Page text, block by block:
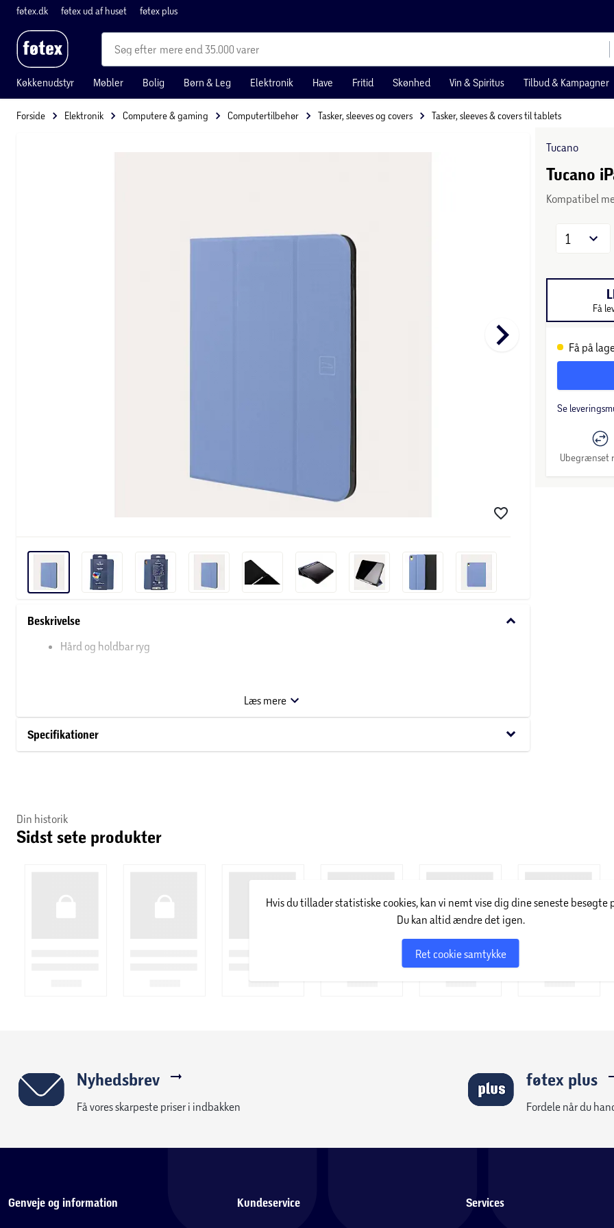
føtex.dk føtex ud af huset føtex plus
mere end 35.000 varer
Køkkenudstyr Møbler Bolig Børn & Leg Elektronik Have Fritid Skønhed Vin & Spiritus Tilbud & Kampagner
Forside Elektronik Computere & gaming Computertilbehør Tasker, sleeves og covers Tasker, sleeves & covers til tablets
keyboard_arrow_right
Beskrivelse keyboard_arrow_down
Hård og holdbar ryg
Kan foldes til tablet-stand
Åbning til kamera
Læs mere
Specifikationer keyboard_arrow_down
Tucano
Tucano
Kompatibel
1
Få
Få på
Se
Ubegrænset
Din historik
Sidst sete produkter
Hvis du tillader statistiske cookies, kan vi nemt vise dig dine seneste besøgte
Du kan altid ændre det igen.
Ret cookie samtykke
Nyhedsbrev
Få vores skarpeste priser i indbakken
føtex plus
Fordele når du
Genveje og information Kundeservice Services